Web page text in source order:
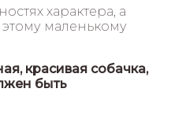
характера, а
маленькому
красивая собачка,
быть